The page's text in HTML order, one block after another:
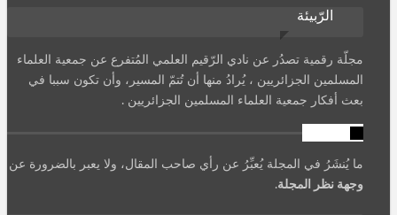
الرّبيئة
مجلّة رقمية تصدُر عن نادي الرّقيم العلمي المُتفرع عن جمعية العلماء
المسلمين الجزائريين ، يُرادُ منها أن تُتمّ المسير، وأن تكون سببا في
بعث أفكار جمعية العلماء المسلمين الجزائريين .
ما يُنشَرُ في المجلة يُعبِّرُ عن رأي صاحب المقال، ولا يعبر بالضرورة عن
وجهة نظر المجلة.